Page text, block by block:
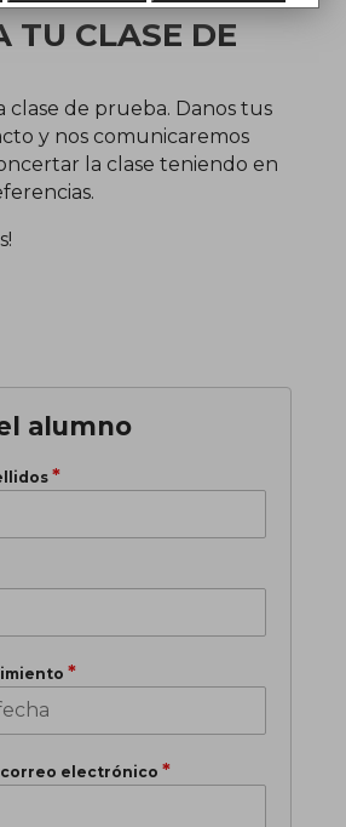
TU CLASE DE
clase de prueba. Danos tus
y nos comunicaremos
la clase teniendo en
alumno
*
*
electrónico *